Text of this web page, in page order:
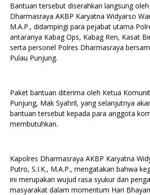
Bantuan tersebut diserahkan langsung
Dharmasraya AKBP Karyatna Widyarso
M.A.P., didampingi para pejabat utama
antaranya Kabag Ops, Kabag Ren, Kasat
serta personel Polres Dharmasraya
Pulau Punjung.
Paket bantuan diterima oleh Ketua
Punjung, Mak Syahril, yang selanjutnya
bantuan tersebut kepada para anggota
membutuhkan.
Kapolres Dharmasraya AKBP Karyatna
Putro, S.I.K., M.A.P., mengatakan bahwa
ini merupakan wujud rasa syukur dan
masyarakat dalam momentum Hari